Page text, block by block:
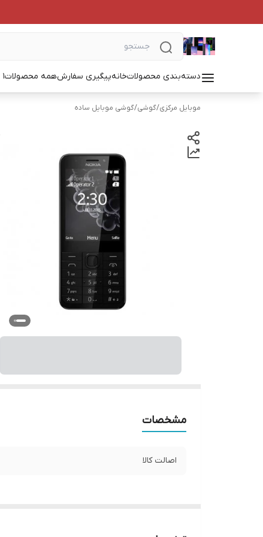
دسته‌بندی محصولاتخانهپیگیری سفارشهمه محصولات1
موبایل مرکزی/گوشی/گوشی موبایل ساده
مشخصات
اصالت کالا